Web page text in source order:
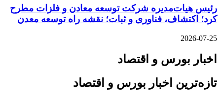
رئیس هیات‌مدیره شرکت توسعه معادن و فلزات مطرح
کرد؛ اکتشاف، فناوری و ثبات؛ نقشه راه توسعه معدن
2026-07-25
اخبار بورس و اقتصاد
تازه‌ترین اخبار بورس و اقتصاد